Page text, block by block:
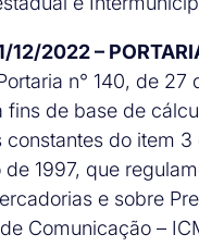
2022 –
n° 140, de
fins de base de
do item
1997, que
e sobre
Comunicação –